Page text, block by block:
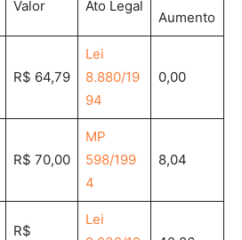
Valor Ato Legal
Aumento
R$ 64,79
Lei
8.880/19
94
0,00
R$ 70,00
MP
598/199
4
8,04
R$
Lei